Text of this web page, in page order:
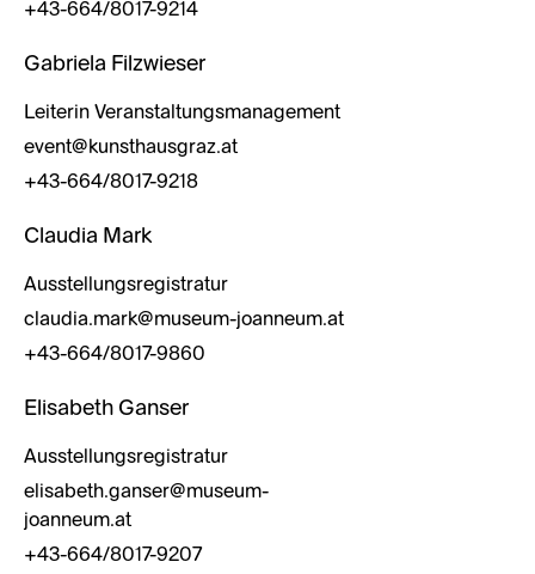
+43-664/8017-9214
Gabriela Filzwieser
Leiterin Veranstaltungsmanagement
event@kunsthausgraz.at
+43-664/8017-9218
Claudia Mark
Ausstellungsregistratur
claudia.mark@museum-joanneum.at
+43-664/8017-9860
Elisabeth Ganser
Ausstellungsregistratur
elisabeth.ganser@museum-
joanneum.at
+43-664/8017-9207